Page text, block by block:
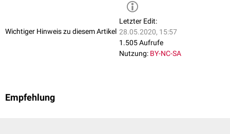
Wichtiger Hinweis zu diesem Artikel
Letzter Edit:
28.05.2020, 15:57
1.505 Aufrufe
Nutzung: BY-NC-SA
Empfehlung